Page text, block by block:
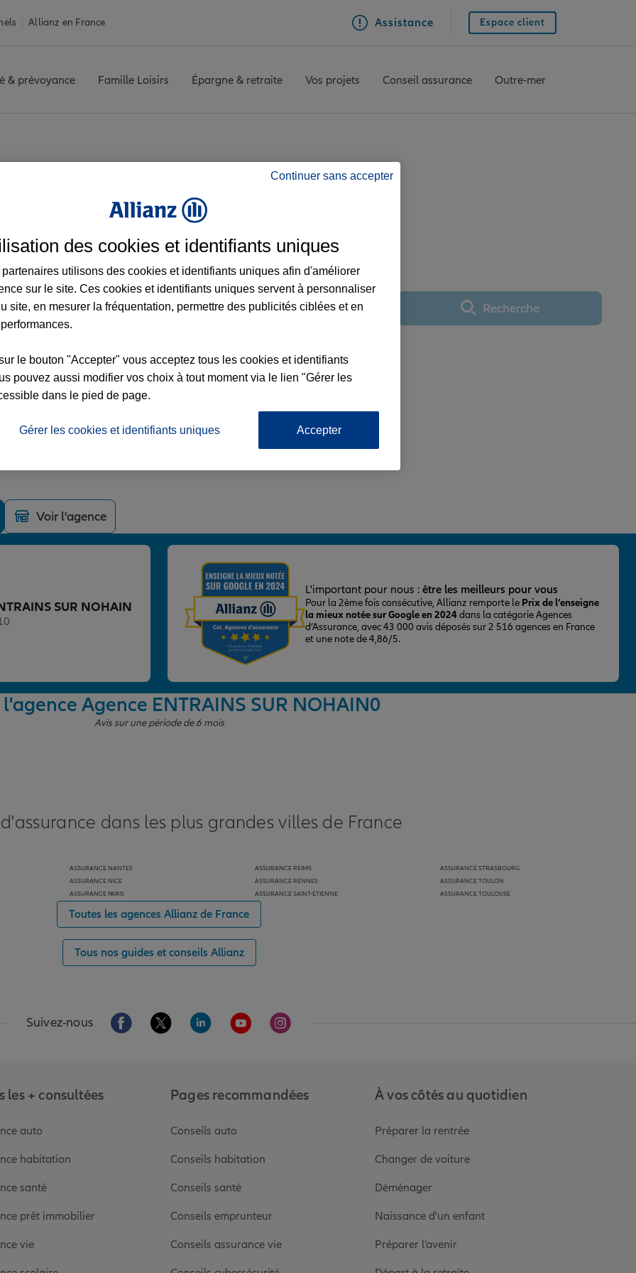
Allianz en France Assistance Espace client
& prévoyance Famille Loisirs Épargne & retraite Vos projets Conseil assurance Outre-mer
de l'agence ENTRAINS SUR NOHAIN
Utiliser ma positionRecherche
SUR NOHAIN
ROUGE
NOHAIN
Voir l'agence
SUR NOHAIN
L'important pour nous : être les meilleurs pour vous
Pour la 2ème fois consécutive, Allianz remporte le Prix de l’enseigne
la mieux notée sur Google en 2024dans la catégorie Agences
d’Assurance, avec 43 000 avis déposés sur 2 516 agences en France
et une note de 4,86/5.
Agence ENTRAINS SUR NOHAIN0
Avis sur une période de 6 mois
dans les plus grandes villes de France
ASSURANCE NANTES
ASSURANCE NICE
ASSURANCE PARIS
ASSURANCE REIMS
ASSURANCE RENNES
ASSURANCE SAINT-ÉTIENNE
ASSURANCE STRASBOURG
ASSURANCE TOULON
ASSURANCE TOULOUSE
Toutes les agences Allianz de France
Tous nos guides et conseils Allianz
Suivez-nous Aller sur la page Facebook de Allianz
Aller sur la page Twitter de Allianz
Aller sur la page Linkedin de Allianz
Aller sur la page Youtube de Allianz
Aller sur la page Instagram de Allianz
les + consultées
auto
habitation
santé
prêt immobilier
vie
Pages recommandées
Conseils auto
Conseils habitation
Conseils santé
Conseils emprunteur
Conseils assurance vie
À vos côtés au quotidien
Préparer la rentrée
Changer de voiture
Déménager
Naissance d'un enfant
Préparer l’avenir
Continuer sans accepter
des cookies et identifiants uniques
partenaires utilisons des cookies et identifiants uniques afin d'améliorer
sur le site. Ces cookies et identifiants uniques servent à personnaliser
site, en mesurer la fréquentation, permettre des publicités ciblées et en
le bouton "Accepter" vous acceptez tous les cookies et identifiants
pouvez aussi modifier vos choix à tout moment via le lien "Gérer les
dans le pied de page.
Gérer les cookies et identifiants uniques Accepter